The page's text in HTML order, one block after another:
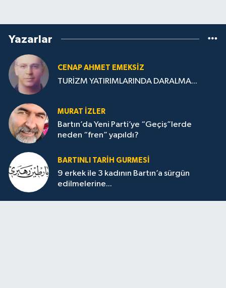
Yazarlar
CENAP AHMET EMEKSİZ
TURİZM YATIRIMLARINDA DARALMA...
MURAT İZLER
Bartın’da Yeni Parti’ye “Geçiş”lerde
neden “fren” yapıldı?
BARTINLI TARIH GURMESI
9 erkek ile 3 kadının Bartın’a sürgün
edilmelerine...